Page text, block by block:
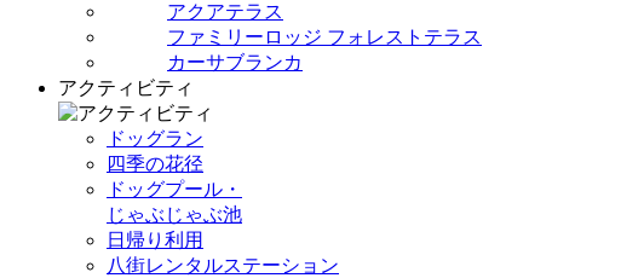
アクアテラス
ファミリーロッジ フォレストテラス
カーサブランカ
アクティビティ
ドッグラン
四季の花径
ドッグプール・
じゃぶじゃぶ池
日帰り利用
八街レンタルステーション